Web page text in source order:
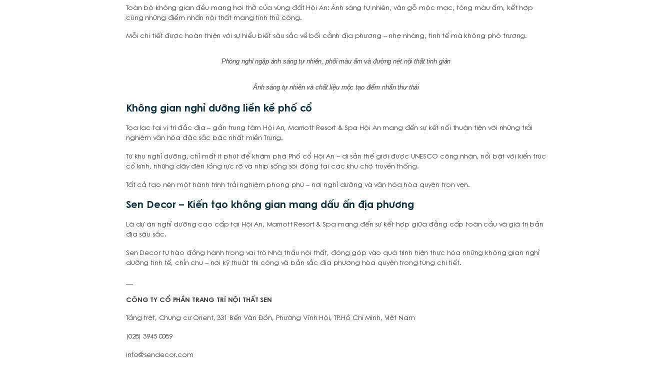
Toàn bộ không gian đều mang hơi thở của vùng đất Hội An: Ánh sáng tự nhiên, vân gỗ mộc mạc, tông màu ấm, kết hợp
cùng những điểm nhấn nội thất mang tính thủ công.
Mỗi chi tiết được hoàn thiện với sự hiểu biết sâu sắc về bối cảnh địa phương – nhẹ nhàng, tinh tế mà không phô trương.
Phòng nghỉ ngập ánh sáng tự nhiên, phối màu ấm và đường nét nội thất tinh giản
Ánh sáng tự nhiên và chất liệu mộc tạo điểm nhấn thư thái
Không gian nghỉ dưỡng liền kề phố cổ
Tọa lạc tại vị trí đắc địa – gần trung tâm Hội An, Marriott Resort & Spa Hội An mang đến sự kết nối thuận tiện với những trải
nghiệm văn hóa đặc sắc bậc nhất miền Trung.
Từ khu nghỉ dưỡng, chỉ mất ít phút để khám phá Phố cổ Hội An – di sản thế giới được UNESCO công nhận, nổi bật với kiến trúc
cổ kính, những dãy đèn lồng rực rỡ và nhịp sống sôi động tại các khu chợ truyền thống.
Tất cả tạo nên một hành trình trải nghiệm phong phú – nơi nghỉ dưỡng và văn hóa hòa quyện trọn vẹn.
Sen Decor – Kiến tạo không gian mang dấu ấn địa phương
Là dự án nghỉ dưỡng cao cấp tại Hội An, Marriott Resort & Spa mang đến sự kết hợp giữa đẳng cấp toàn cầu và giá trị bản
địa sâu sắc.
Sen Decor tự hào đồng hành trong vai trò Nhà thầu nội thất, đóng góp vào quá trình hiện thực hóa những không gian nghỉ
dưỡng tinh tế, chỉn chu – nơi kỹ thuật thi công và bản sắc địa phương hòa quyện trong từng chi tiết.
CÔNG TY CỔ PHẦN TRANG TRÍ NỘI THẤT SEN
Tầng trệt, Chung cư Orient, 331 Bến Vân Đồn, Phường Vĩnh Hội, TP.Hồ Chí Minh, Việt Nam
(028) 3945 0089
info@sendecor.com